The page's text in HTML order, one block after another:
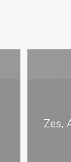
Zes,